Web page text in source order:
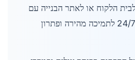
הלקוח או לאתר הבנייה עם
אפשרות לשירות 24/7 לתמיכה מהירה ופתרון